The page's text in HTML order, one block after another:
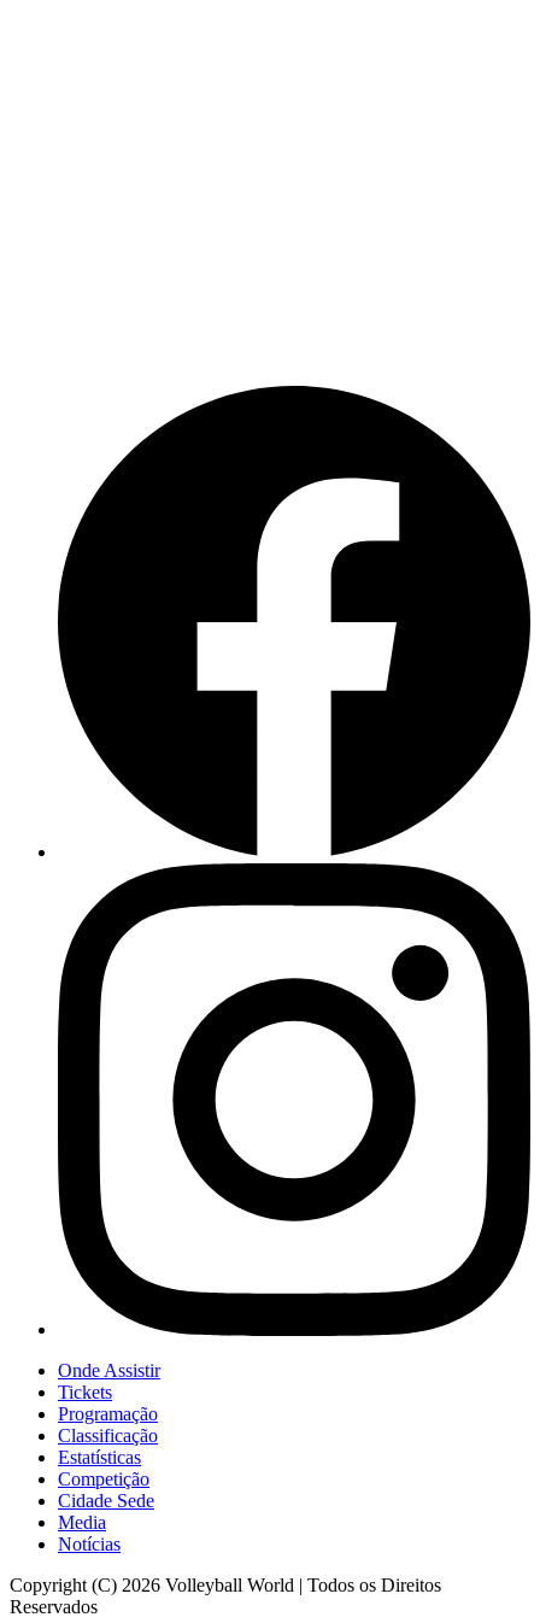
Onde Assistir
Tickets
Programação
Classificação
Estatísticas
Competição
Cidade Sede
Media
Notícias
Copyright (C) 2026 Volleyball World | Todos os Direitos
Reservados